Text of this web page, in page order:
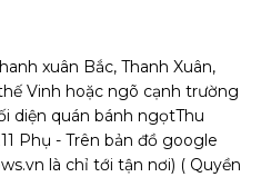
xuân Bắc, Thanh Xuân,
Vinh hoặc ngõ cạnh trường
diện quán bánh ngọtThu
Phụ - Trên bản đồ google
là chỉ tới tận nơi) ( Quyền